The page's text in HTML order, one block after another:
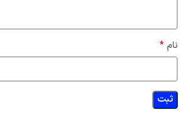
نام *